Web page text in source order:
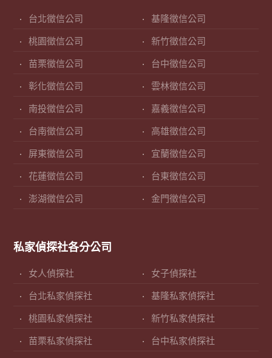
台北徵信公司 基隆徵信公司
桃園徵信公司 新竹徵信公司
苗栗徵信公司 台中徵信公司
彰化徵信公司 雲林徵信公司
南投徵信公司 嘉義徵信公司
台南徵信公司 高雄徵信公司
屏東徵信公司 宜蘭徵信公司
花蓮徵信公司 台東徵信公司
澎湖徵信公司 金門徵信公司
私家偵探社各分公司
女人偵探社 女子偵探社
台北私家偵探社 基隆私家偵探社
桃園私家偵探社 新竹私家偵探社
苗栗私家偵探社 台中私家偵探社